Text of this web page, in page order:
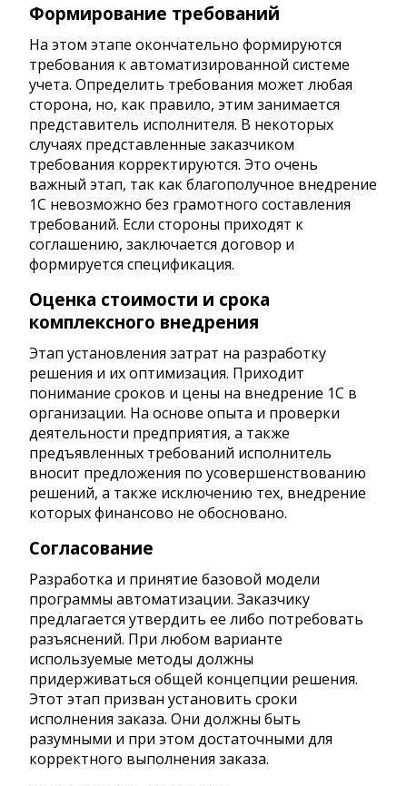
Формирование требований
На этом этапе окончательно формируются
требования к автоматизированной системе
учета. Определить требования может любая
сторона, но, как правило, этим занимается
представитель исполнителя. В некоторых
случаях представленные заказчиком
требования корректируются. Это очень
важный этап, так как благополучное внедрение
1C невозможно без грамотного составления
требований. Если стороны приходят к
соглашению, заключается договор и
формируется спецификация.
Оценка стоимости и срока
комплексного внедрения
Этап установления затрат на разработку
решения и их оптимизация. Приходит
понимание сроков и цены на внедрение 1С в
организации. На основе опыта и проверки
деятельности предприятия, а также
предъявленных требований исполнитель
вносит предложения по усовершенствованию
решений, а также исключению тех, внедрение
которых финансово не обосновано.
Согласование
Разработка и принятие базовой модели
программы автоматизации. Заказчику
предлагается утвердить ее либо потребовать
разъяснений. При любом варианте
используемые методы должны
придерживаться общей концепции решения.
Этот этап призван установить сроки
исполнения заказа. Они должны быть
разумными и при этом достаточными для
корректного выполнения заказа.